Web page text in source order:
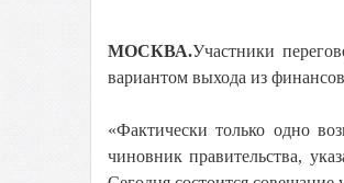
МОСКВА.Участники
вариантом выхода из
«Фактически только одно
чиновник правительства,